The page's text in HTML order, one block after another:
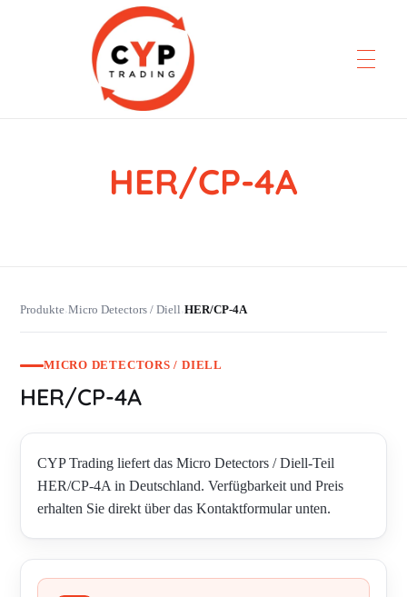
CYP Trading
HER/CP-4A
Produkte›Micro Detectors / Diell›HER/CP-4A
MICRO DETECTORS / DIELL
HER/CP-4A
CYP Trading liefert das Micro Detectors / Diell-Teil
HER/CP-4A in Deutschland. Verfügbarkeit und Preis
erhalten Sie direkt über das Kontaktformular unten.